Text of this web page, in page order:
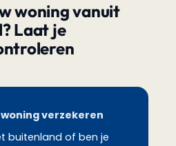
woning vanuit
Laat je
verzekeren
buitenland of ben je